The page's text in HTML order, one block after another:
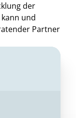
der
und
Partner